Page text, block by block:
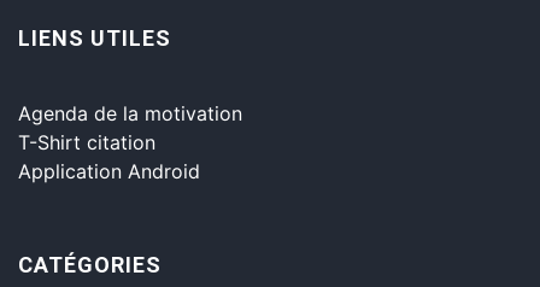
LIENS UTILES
Agenda de la motivation
T-Shirt citation
Application Android
CATÉGORIES